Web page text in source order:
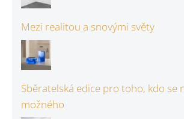
Mezi realitou a snovými světy
Sběratelská edice pro toho, kdo se
možného